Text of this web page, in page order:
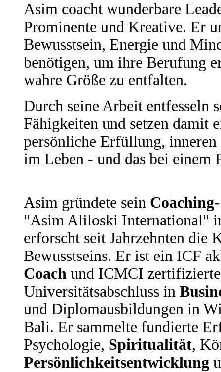
Asim coacht wunderbare
Prominente und Kreative. Er
Bewusstsein, Energie und
benötigen, um ihre Berufung
wahre Größe zu entfalten.
Durch seine Arbeit entfesseln
Fähigkeiten und setzen damit
persönliche Erfüllung,
im Leben - und das bei einem
Asim gründete sein Coaching
"Asim Aliloski International"
erforscht seit Jahrzehnten die
Bewusstseins. Er ist ein ICF
Coach und ICMCI
Universitätsabschluss in
und Diplomausbildungen in
Bali. Er sammelte fundierte
Psychologie, Spiritualität,
Persönlichkeitsentwicklung